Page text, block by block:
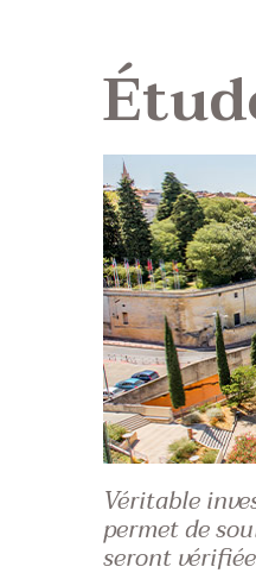
Véritable
permet de
seront